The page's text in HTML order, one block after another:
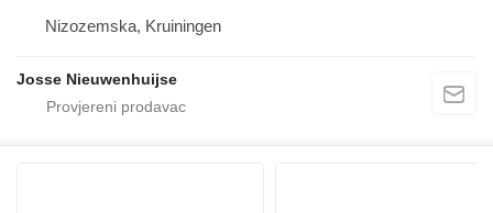
Nizozemska, Kruiningen
Josse Nieuwenhuijse